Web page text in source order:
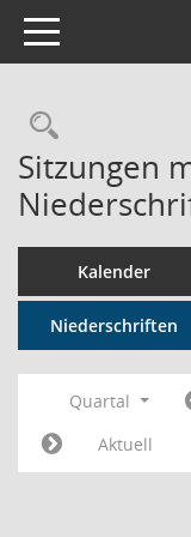
Toggle navigation
Sitzungen
Kalender
Niederschriften
Quartal
Aktuell